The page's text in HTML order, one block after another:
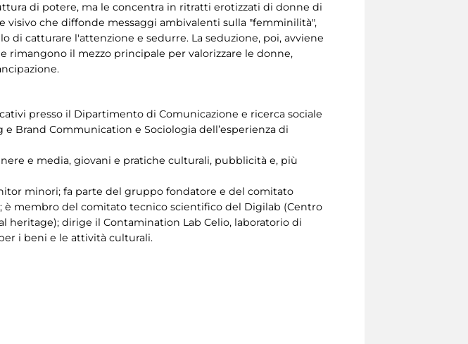
di potere, ma le concentra in ritratti erotizzati di donne di
visivo che diffonde messaggi ambivalenti sulla "femminilità",
catturare l'attenzione e sedurre. La seduzione, poi, avviene
rimangono il mezzo principale per valorizzare le donne,
presso il Dipartimento di Comunicazione e ricerca sociale
Brand Communication e Sociologia dell’esperienza di
e media, giovani e pratiche culturali, pubblicità e, più
minori; fa parte del gruppo fondatore e del comitato
è membro del comitato tecnico scientifico del Digilab (Centro
dirige il Contamination Lab Celio, laboratorio di
i beni e le attività culturali.